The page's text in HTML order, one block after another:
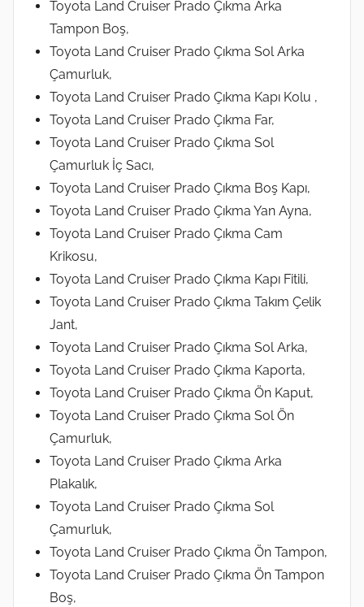
Toyota Land Cruiser Prado Çıkma Arka
Tampon Boş,
Toyota Land Cruiser Prado Çıkma Sol Arka
Çamurluk,
Toyota Land Cruiser Prado Çıkma Kapı Kolu ,
Toyota Land Cruiser Prado Çıkma Far,
Toyota Land Cruiser Prado Çıkma Sol
Çamurluk İç Sacı,
Toyota Land Cruiser Prado Çıkma Boş Kapı,
Toyota Land Cruiser Prado Çıkma Yan Ayna,
Toyota Land Cruiser Prado Çıkma Cam
Krikosu,
Toyota Land Cruiser Prado Çıkma Kapı Fitili,
Toyota Land Cruiser Prado Çıkma Takım Çelik
Jant,
Toyota Land Cruiser Prado Çıkma Sol Arka,
Toyota Land Cruiser Prado Çıkma Kaporta,
Toyota Land Cruiser Prado Çıkma Ön Kaput,
Toyota Land Cruiser Prado Çıkma Sol Ön
Çamurluk,
Toyota Land Cruiser Prado Çıkma Arka
Plakalık,
Toyota Land Cruiser Prado Çıkma Sol
Çamurluk,
Toyota Land Cruiser Prado Çıkma Ön Tampon,
Toyota Land Cruiser Prado Çıkma Ön Tampon
Boş,